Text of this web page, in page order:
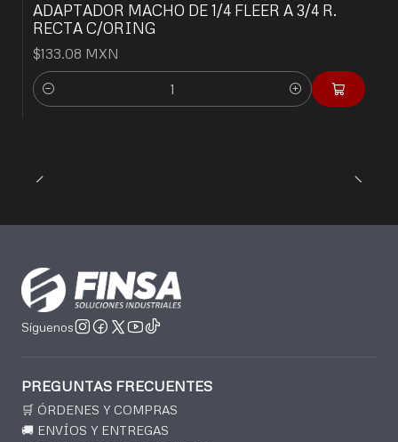
ADAPTADOR MACHO DE 1/4 FLEER A 3/4 R.
RECTA C/ORING
$133.08 MXN
Cantidad
Síguenos
PREGUNTAS FRECUENTES
🛒 ÓRDENES Y COMPRAS
🚚 ENVÍOS Y ENTREGAS